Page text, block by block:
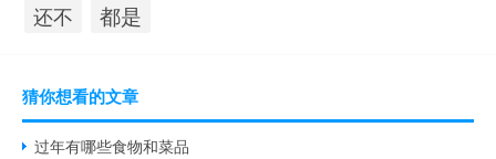
还不 都是
猜你想看的文章
过年有哪些食物和菜品